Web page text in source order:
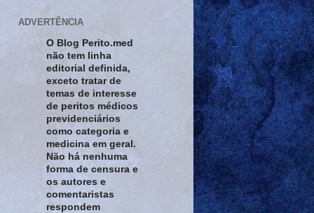
ADVERTÊNCIA
O Blog Perito.med
não tem linha
editorial definida,
exceto tratar de
temas de interesse
de peritos médicos
previdenciários
como categoria e
medicina em geral.
Não há nenhuma
forma de censura e
os autores e
comentaristas
respondem